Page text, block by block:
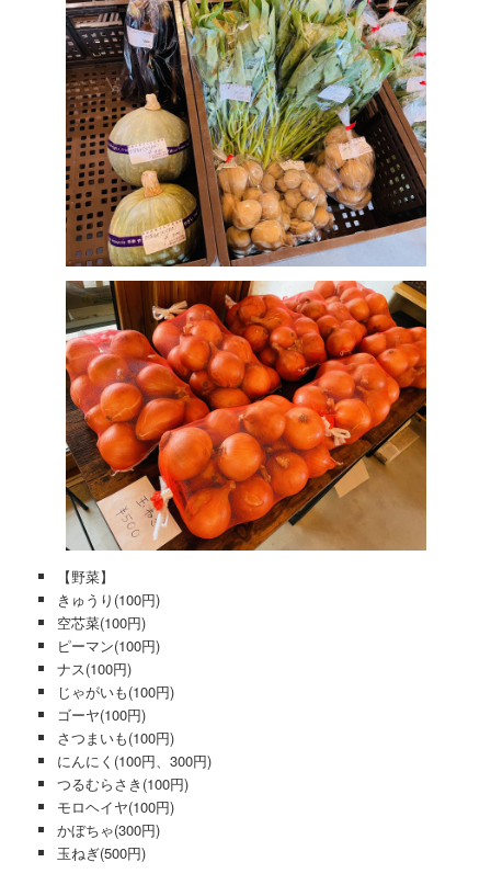
【野菜】
きゅうり(100円)
空芯菜(100円)
ピーマン(100円)
ナス(100円)
じゃがいも(100円)
ゴーヤ(100円)
さつまいも(100円)
にんにく(100円、300円)
つるむらさき(100円)
モロヘイヤ(100円)
かぼちゃ(300円)
玉ねぎ(500円)